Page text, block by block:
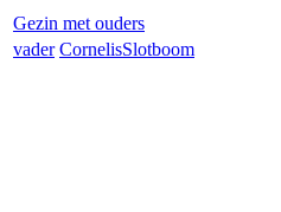
Gezin met ouders
vader CornelisSlotboom